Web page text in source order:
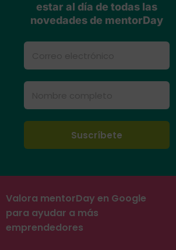
estar al día de todas las
novedades de mentorDay
Valora mentorDay en Google
para ayudar a más
emprendedores